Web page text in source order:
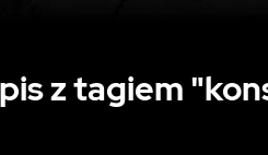
z tagiem